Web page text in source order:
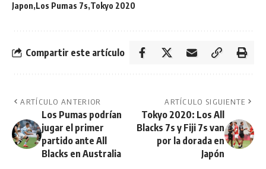
Japon Los Pumas 7s Tokyo 2020
Compartir este artículo
ARTÍCULO ANTERIOR
Los Pumas podrían
jugar el primer
partido ante All
Blacks en Australia
ARTÍCULO SIGUIENTE
Tokyo 2020: Los All
Blacks 7s y Fiji 7s van
por la dorada en
Japón